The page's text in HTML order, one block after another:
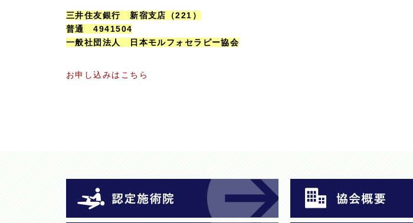
三井住友銀行 新宿支店（221）
普通 4941504
一般社団法人 日本モルフォセラピー協会
お申し込みはこちら